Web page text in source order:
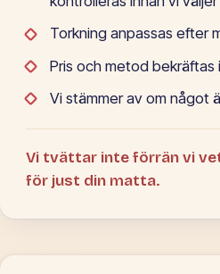
Torkning anpassas efter
Pris och metod bekräftas
Vi stämmer av om något
Vi tvättar inte förrän vi
för just din matta.